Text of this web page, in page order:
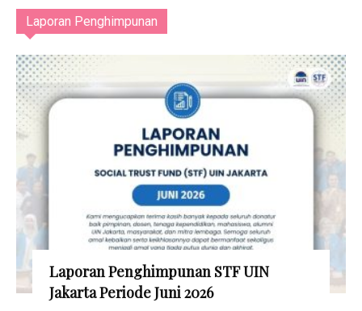
Laporan Penghimpunan
Laporan Penghimpunan STF UIN
Jakarta Periode Juni 2026